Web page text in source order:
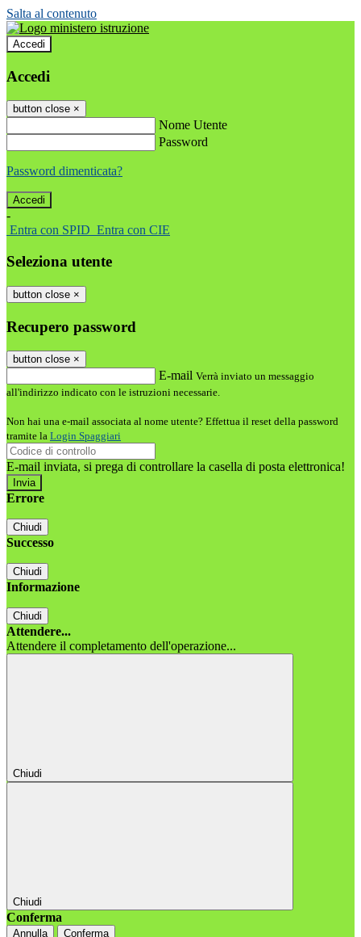
Salta al contenuto
Accedi
Accedi
button close ×
Nome Utente
Password
Password dimenticata?
-
Entra con SPID Entra con CIE
Seleziona utente
button close ×
Recupero password
button close ×
E-mail Verrà inviato un messaggio
all'indirizzo indicato con le istruzioni necessarie.
Non hai una e-mail associata al nome utente? Effettua il reset della password
tramite la Login Spaggiari
E-mail inviata, si prega di controllare la casella di posta elettronica!
Errore
Chiudi
Successo
Chiudi
Informazione
Chiudi
Attendere...
Attendere il completamento dell'operazione...
Chiudi
Chiudi
Conferma
Annulla Conferma